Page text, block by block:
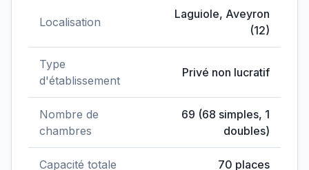
Localisation
Laguiole, Aveyron
(12)
Type
d'établissement
Privé non lucratif
Nombre de
chambres
69 (68 simples, 1
doubles)
Capacité totale 70 places